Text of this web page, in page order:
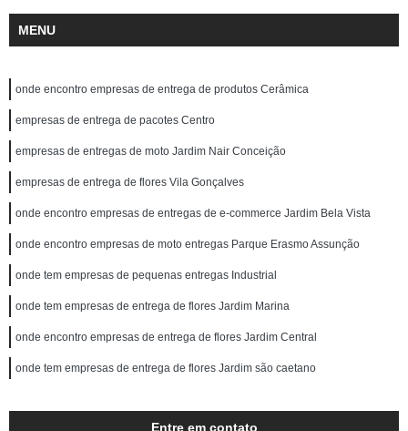
MENU
onde encontro empresas de entrega de produtos Cerâmica
empresas de entrega de pacotes Centro
empresas de entregas de moto Jardim Nair Conceição
empresas de entrega de flores Vila Gonçalves
onde encontro empresas de entregas de e-commerce Jardim Bela Vista
onde encontro empresas de moto entregas Parque Erasmo Assunção
onde tem empresas de pequenas entregas Industrial
onde tem empresas de entrega de flores Jardim Marina
onde encontro empresas de entrega de flores Jardim Central
onde tem empresas de entrega de flores Jardim são caetano
Entre em contato